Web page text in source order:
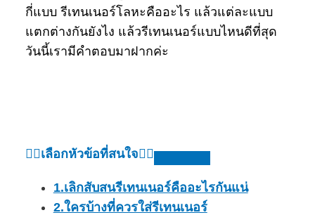
กี่แบบ รีเทนเนอร์โลหะคืออะไร แล้วแต่ละแบบ
แตกต่างกันยังไง แล้วรีเทนเนอร์แบบไหนดีที่สุด
วันนี้เรามีคำตอบมาฝากค่ะ
👇🏻เลือกหัวข้อที่สนใจ👇🏻
1.เลิกสับสนรีเทนเนอร์คืออะไรกันแน่
2.ใครบ้างที่ควรใส่รีเทนเนอร์